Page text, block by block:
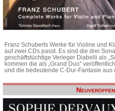
Franz Schuberts Werke für Violine und
auf zwei CDs passt. Es sind die drei
geschäftstüchtige Verleger Diabelli als
kommen die als „Grand Duo“
und die bedeutende C-Dur-Fantasie aus